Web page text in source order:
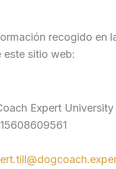
recogido
este sitio web:
Expert University
15608609561